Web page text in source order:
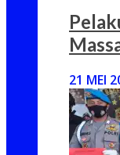
21 MEI